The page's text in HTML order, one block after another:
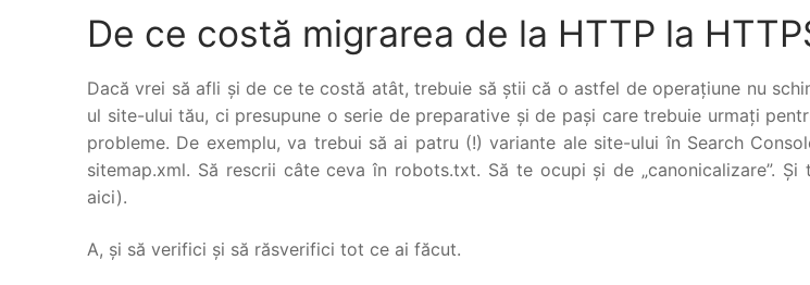
De ce costă migrarea de la HTTP la
Dacă vrei să afli și de ce te costă atât, trebuie să știi că o astfel de operațiune nu
ul site-ului tău, ci presupune o serie de preparative și de pași care trebuie urmați
probleme. De exemplu, va trebui să ai patru (!) variante ale site-ului în Search
sitemap.xml. Să rescrii câte ceva în robots.txt. Să te ocupi și de „canonicalizare”.
aici).
A, și să verifici și să răsverifici tot ce ai făcut.